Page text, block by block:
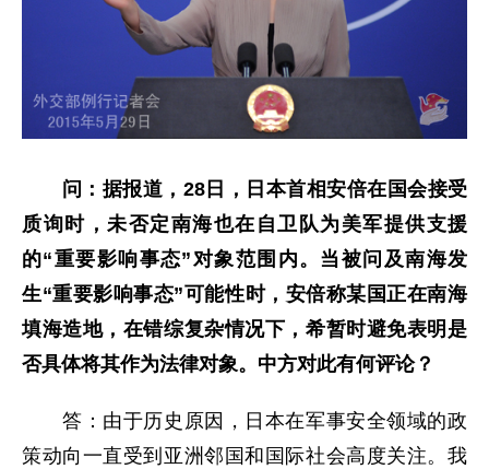
问：据报道，28日，日本首相安倍在国会接受
质询时，未否定南海也在自卫队为美军提供支援
的“重要影响事态”对象范围内。当被问及南海发
生“重要影响事态”可能性时，安倍称某国正在南海
填海造地，在错综复杂情况下，希暂时避免表明是
否具体将其作为法律对象。中方对此有何评论？
答：由于历史原因，日本在军事安全领域的政
策动向一直受到亚洲邻国和国际社会高度关注。我